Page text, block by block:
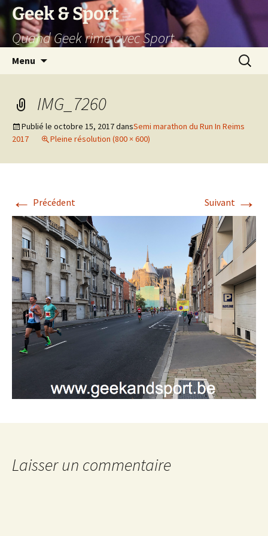
Aller
au
contenu
Geek & Sport
Quand Geek rime avec Sport
Menu
IMG_7260
Publié le octobre 15, 2017dansSemi marathon du Run In Reims
2017
Pleine résolution (800 × 600)
← Précédent Suivant →
Laisser un commentaire